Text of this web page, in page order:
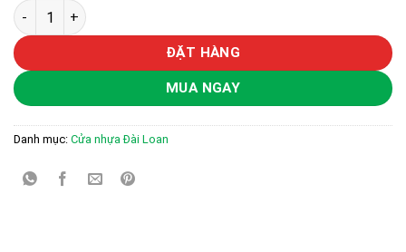
CỬA NHỰA ĐÀI LOAN KD.YY-42 số lượng
ĐẶT HÀNG
MUA NGAY
Danh mục: Cửa nhựa Đài Loan